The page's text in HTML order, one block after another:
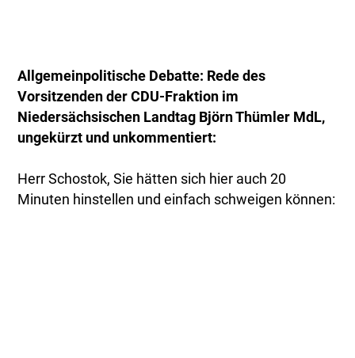
Allgemeinpolitische Debatte: Rede des
Vorsitzenden der CDU-Fraktion im
Niedersächsischen Landtag Björn Thümler MdL,
ungekürzt und unkommentiert:
Herr Schostok, Sie hätten sich hier auch 20
Minuten hinstellen und einfach schweigen können: